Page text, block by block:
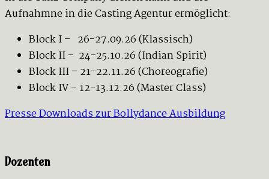
Aufnahmne in die Casting Agentur ermöglicht:
Block I – 26-27.09.26 (Klassisch)
Block II – 24-25.10.26 (Indian Spirit)
Block III – 21-22.11.26 (Choreografie)
Block IV – 12-13.12.26 (Master Class)
Presse Downloads zur Bollydance Ausbildung
Dozenten